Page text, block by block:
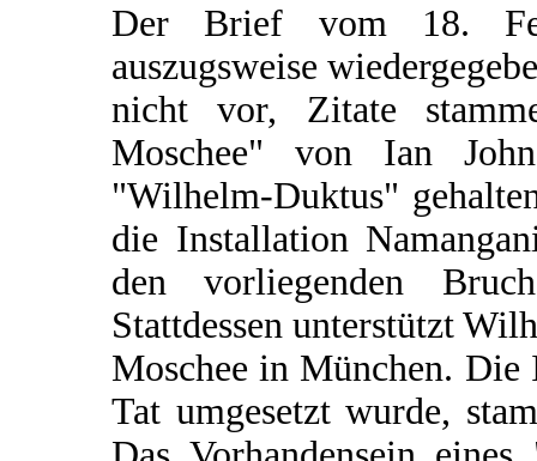
Der Brief vom 18.
auszugsweise
nicht vor, Zitate
Moschee" von Ian
"Wilhelm-Duktus"
die Installation
den vorliegenden
Stattdessen unterstützt
Moschee in München.
Tat umgesetzt wurde,